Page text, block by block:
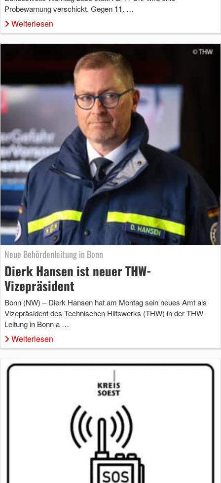
Probewarnung verschickt. Gegen 11. …
Weiterlesen
Neue Behördenleitung in Bonn
Dierk Hansen ist neuer THW-
Vizepräsident
Bonn (NW) – Dierk Hansen hat am Montag sein neues Amt als
Vizepräsident des Technischen Hilfswerks (THW) in der THW-
Leitung in Bonn a …
Weiterlesen